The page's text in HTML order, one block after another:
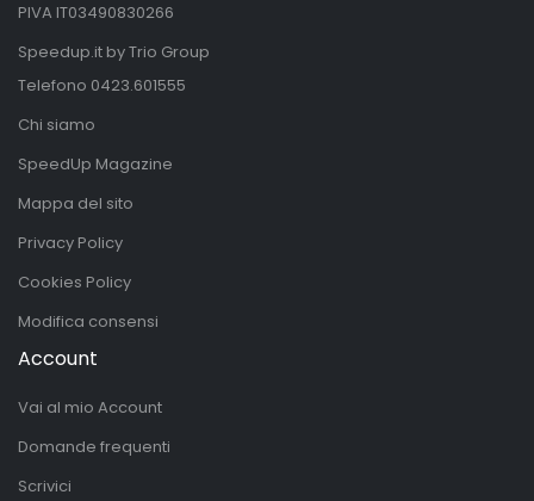
PIVA IT03490830266
Speedup.it by Trio Group
Telefono 0423.601555
Chi siamo
SpeedUp Magazine
Mappa del sito
Privacy Policy
Cookies Policy
Modifica consensi
Account
Vai al mio Account
Domande frequenti
Scrivici